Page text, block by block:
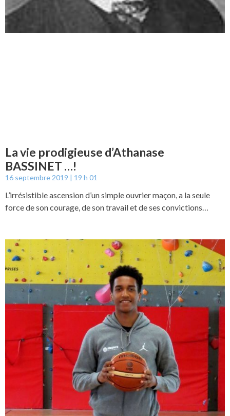
La vie prodigieuse d’Athanase
BASSINET …!
16 septembre 2019 19 h 01
L’irrésistible ascension d’un simple ouvrier maçon, a la seule
force de son courage, de son travail et de ses convictions…